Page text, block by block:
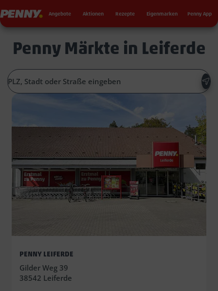
Penny Angebote Aktionen Rezepte Eigenmarken Penny App
Penny Märkte in Leiferde
PENNY LEIFERDE
Gilder Weg 39
38542 Leiferde